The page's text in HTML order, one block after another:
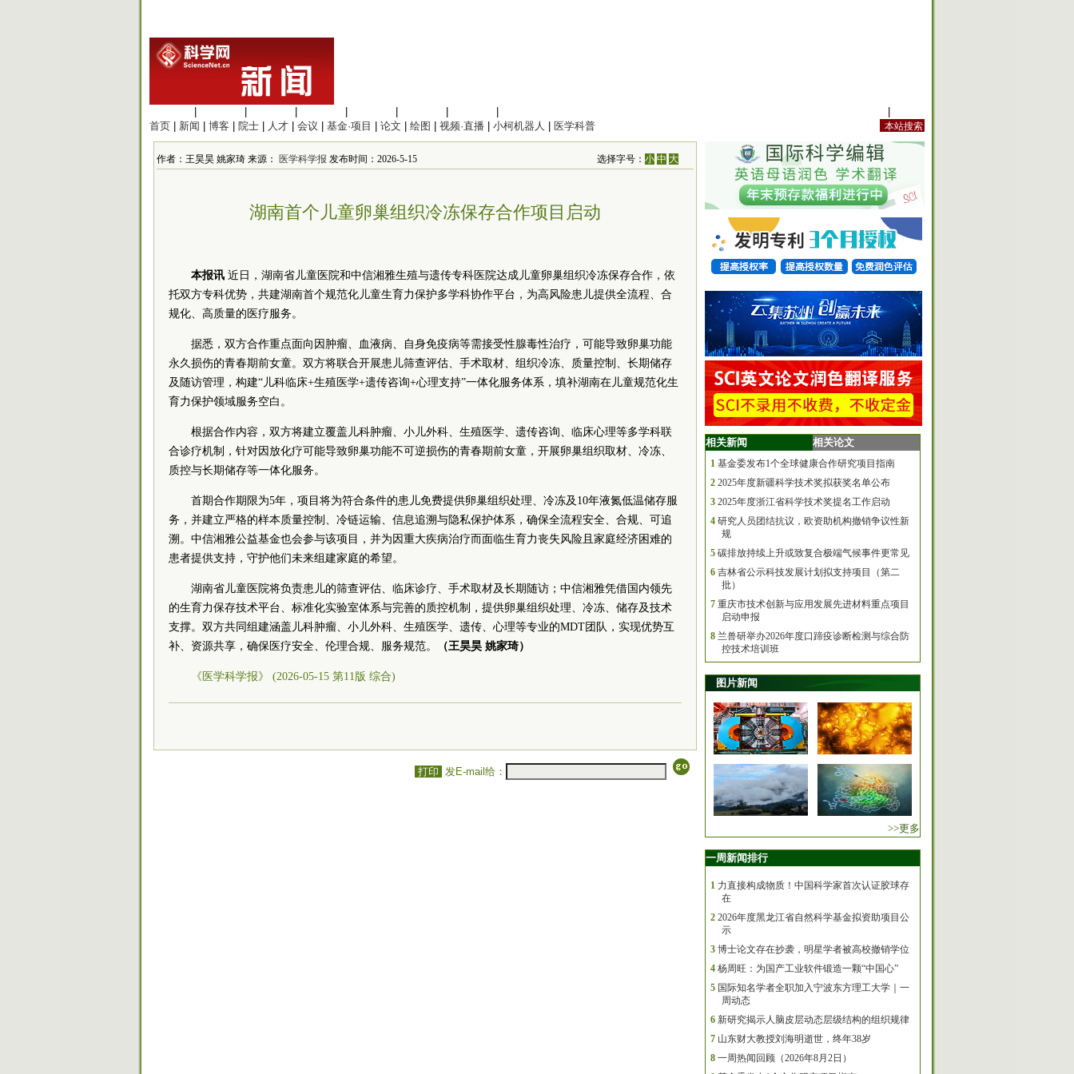
首页
新闻 博客 院士 人才 会议 基金·项目 论文 绘图 视频·直播 小柯机器人 医学科普
作者：王昊昊 姚家琦 来源： 医学科学报 发布时间：2026-5-15 选择字号：小 中 大
湖南首个儿童卵巢组织冷冻保存合作项目启动
本报讯 近日，湖南省儿童医院和中信湘雅生殖与遗传专科医院达成儿童卵巢组织冷冻保存合作，依
托双方专科优势，共建湖南首个规范化儿童生育力保护多学科协作平台，为高风险患儿提供全流程、合
规化、高质量的医疗服务。
据悉，双方合作重点面向因肿瘤、血液病、自身免疫病等需接受性腺毒性治疗，可能导致卵巢功能
永久损伤的青春期前女童。双方将联合开展患儿筛查评估、手术取材、组织冷冻、质量控制、长期储存
及随访管理，构建“儿科临床+生殖医学+遗传咨询+心理支持”一体化服务体系，填补湖南在儿童规范化生
育力保护领域服务空白。
根据合作内容，双方将建立覆盖儿科肿瘤、小儿外科、生殖医学、遗传咨询、临床心理等多学科联
合诊疗机制，针对因放化疗可能导致卵巢功能不可逆损伤的青春期前女童，开展卵巢组织取材、冷冻、
质控与长期储存等一体化服务。
首期合作期限为5年，项目将为符合条件的患儿免费提供卵巢组织处理、冷冻及10年液氮低温储存服
务，并建立严格的样本质量控制、冷链运输、信息追溯与隐私保护体系，确保全流程安全、合规、可追
溯。中信湘雅公益基金也会参与该项目，并为因重大疾病治疗而面临生育力丧失风险且家庭经济困难的
患者提供支持，守护他们未来组建家庭的希望。
湖南省儿童医院将负责患儿的筛查评估、临床诊疗、手术取材及长期随访；中信湘雅凭借国内领先
的生育力保存技术平台、标准化实验室体系与完善的质控机制，提供卵巢组织处理、冷冻、储存及技术
支撑。双方共同组建涵盖儿科肿瘤、小儿外科、生殖医学、遗传、心理等专业的MDT团队，实现优势互
补、资源共享，确保医疗安全、伦理合规、服务规范。
（王昊昊 姚家琦）
《医学科学报》 (2026-05-15 第11版 综合)
打印 发E-mail给：
相关新闻 相关论文
1 基金委发布1个全球健康合作研究项目指南
2 2025年度新疆科学技术奖拟获奖名单公布
3 2025年度浙江省科学技术奖提名工作启动
4 研究人员团结抗议，欧资助机构撤销争议性新
规
5 碳排放持续上升或致复合极端气候事件更常见
6 吉林省公示科技发展计划拟支持项目（第二
批）
7 重庆市技术创新与应用发展先进材料重点项目
启动申报
8 兰兽研举办2026年度口蹄疫诊断检测与综合防
控技术培训班
图片新闻
>>更多
一周新闻排行
1 力直接构成物质！中国科学家首次认证胶球存
在
2 2026年度黑龙江省自然科学基金拟资助项目公
示
3 博士论文存在抄袭，明星学者被高校撤销学位
4 杨周旺：为国产工业软件锻造一颗“中国心”
5 国际知名学者全职加入宁波东方理工大学｜一
周动态
6 新研究揭示人脑皮层动态层级结构的组织规律
7 山东财大教授刘海明逝世，终年38岁
8 一周热闻回顾（2026年8月2日）